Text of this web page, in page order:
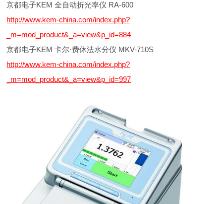
京都电子KEM 全自动折光率仪 RA-600
http://www.kem-china.com/index.php?
_m=mod_product&_a=view&p_id=884
京都电子KEM 卡尔·费休法水分仪 MKV-710S
http://www.kem-china.com/index.php?
_m=mod_product&_a=view&p_id=997